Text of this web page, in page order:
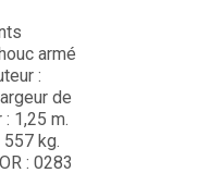
armé
:
de
1,25 m.
kg.
: 0283